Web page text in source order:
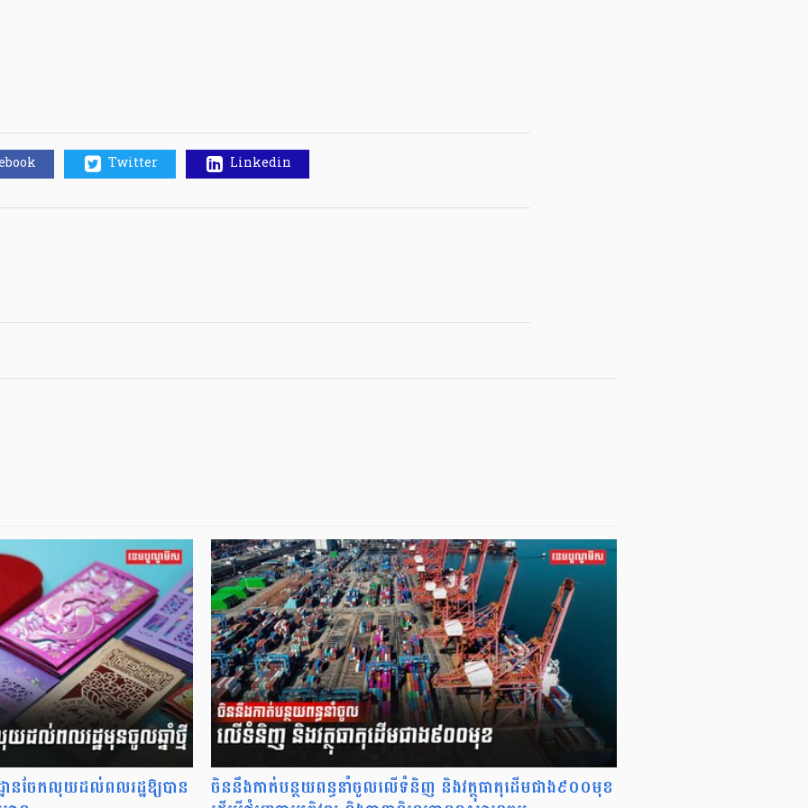
Twitter Linkedin
ានចែកលុយដល់ពលរដ្ឋឱ្យបាន ចិននឹងកាត់បន្ថយពន្ធនាំចូលលើទំនិញ និងវត្ថុធាតុដើមជាង៩០០មុខ